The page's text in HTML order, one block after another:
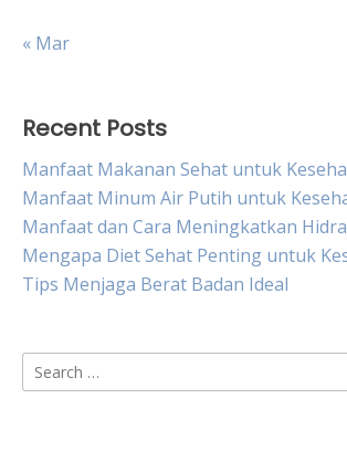
« Mar
Recent Posts
Manfaat Makanan Sehat untuk
Manfaat Minum Air Putih untuk
Manfaat dan Cara Meningkatkan
Mengapa Diet Sehat Penting untuk
Tips Menjaga Berat Badan Ideal
Search
for: